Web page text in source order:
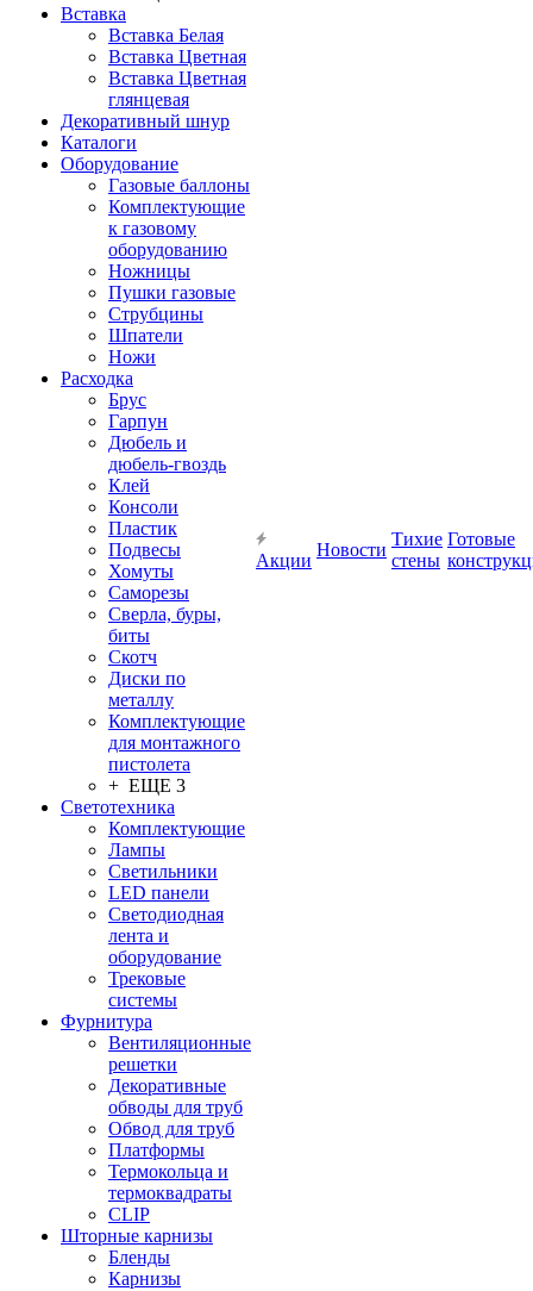
Вставка
Вставка Белая
Вставка Цветная
Вставка Цветная
глянцевая
Декоративный шнур
Каталоги
Оборудование
Газовые баллоны
Комплектующие
к газовому
оборудованию
Ножницы
Пушки газовые
Струбцины
Шпатели
Ножи
Расходка
Брус
Гарпун
Дюбель и
дюбель-гвоздь
Клей
Консоли
Пластик
Подвесы
Хомуты
Саморезы
Сверла, буры,
биты
Скотч
Диски по
металлу
Комплектующие
для монтажного
пистолета
+ ЕЩЕ 3
Светотехника
Комплектующие
Лампы
Светильники
LED панели
Светодиодная
лента и
оборудование
Трековые
системы
Фурнитура
Вентиляционные
решетки
Декоративные
обводы для труб
Обвод для труб
Платформы
Термокольца и
термоквадраты
CLIP
Шторные карнизы
Бленды
Карнизы
Акции
Новости
Тихие
стены
Готовые